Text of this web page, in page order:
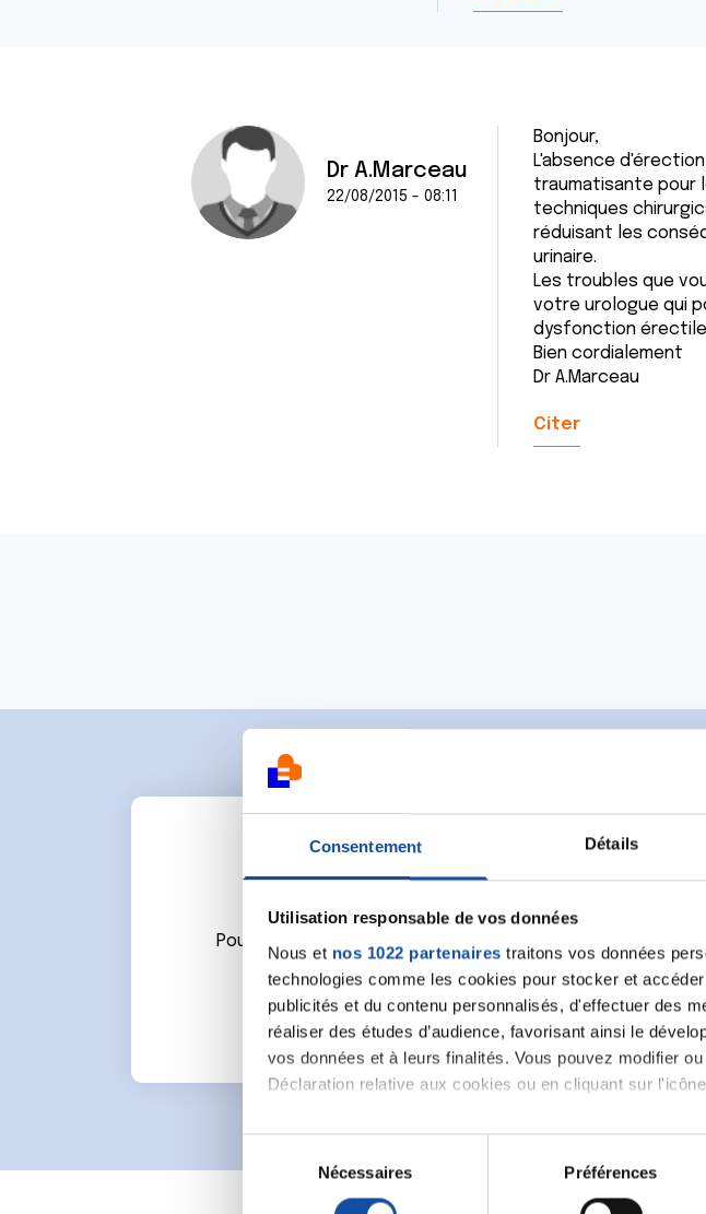
Consentement Détails
Utilisation responsable de vos données
Nous et nos 1022 partenaires traitons vos données
technologies comme les cookies pour stocker et
publicités et du contenu personnalisés, d'effectuer des
réaliser des études d’audience, favorisant ainsi le
vos données et à leurs finalités. Vous pouvez modifier
Déclaration relative aux cookies ou en cliquant sur
Si vous le permettez, nous aimerions également :
Collecter des informations sur votre localisation
é
Nécessaires Préférences
Dr A.Marceau
22/08/2015 - 08:11
Bonjour,
L'absence
traumatisante pour
techniques
réduisant les
urinaire.
Les troubles que
votre urologue qui
dysfonction
Bien cordialement
Dr A.Marceau
Citer
Ecrire un
Pour écrire un commentaire ou lancer une nouvelle
Se connecter